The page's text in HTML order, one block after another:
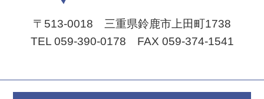
〒513-0018 三重県鈴鹿市上田町1738
TEL 059-390-0178 FAX 059-374-1541